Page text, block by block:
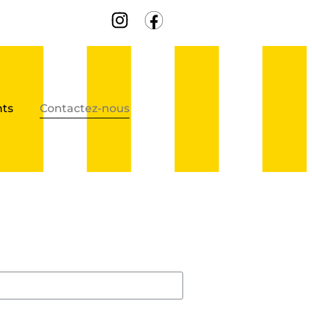
Contactez-nous